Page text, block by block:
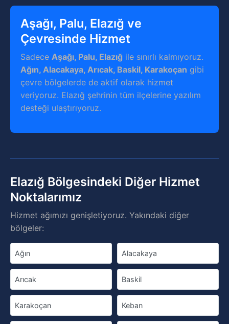
Aşağı, Palu, Elazığ ve
Çevresinde Hizmet
Sadece Aşağı, Palu, Elazığ ile sınırlı kalmıyoruz.
Ağın, Alacakaya, Arıcak, Baskil, Karakoçan gibi
çevre bölgelerde de aktif olarak hizmet
veriyoruz. Elazığ şehrinin tüm ilçelerine yazılım
desteği ulaştırıyoruz.
Elazığ Bölgesindeki Diğer Hizmet
Noktalarımız
Hizmet ağımızı genişletiyoruz. Yakındaki diğer
bölgeler:
Ağın Alacakaya
Arıcak Baskil
Karakoçan Keban